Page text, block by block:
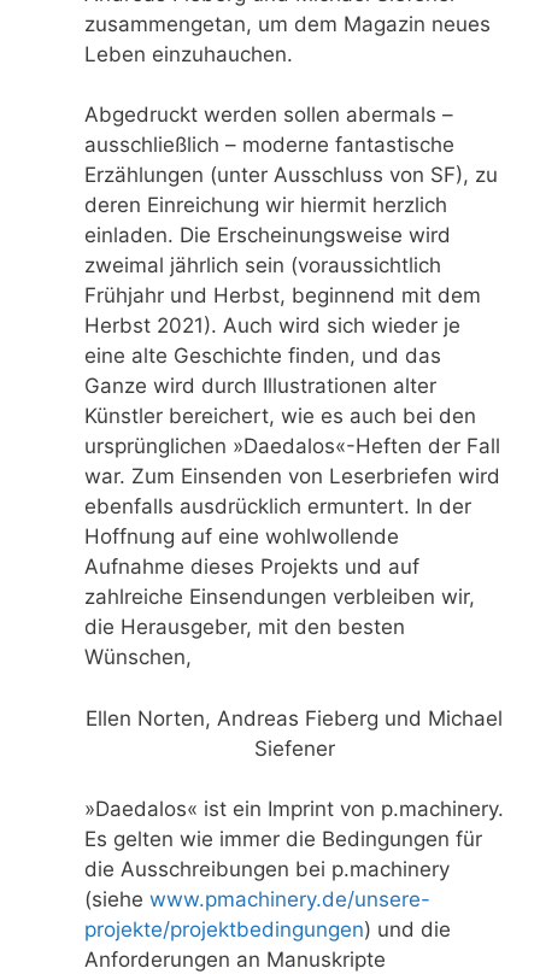
zusammengetan, um dem Magazin neues
Leben einzuhauchen.
Abgedruckt werden sollen abermals –
ausschließlich – moderne fantastische
Erzählungen (unter Ausschluss von SF), zu
deren Einreichung wir hiermit herzlich
einladen. Die Erscheinungsweise wird
zweimal jährlich sein (voraussichtlich
Frühjahr und Herbst, beginnend mit dem
Herbst 2021). Auch wird sich wieder je
eine alte Geschichte finden, und das
Ganze wird durch Illustrationen alter
Künstler bereichert, wie es auch bei den
ursprünglichen »Daedalos«-Heften der Fall
war. Zum Einsenden von Leserbriefen wird
ebenfalls ausdrücklich ermuntert. In der
Hoffnung auf eine wohlwollende
Aufnahme dieses Projekts und auf
zahlreiche Einsendungen verbleiben wir,
die Herausgeber, mit den besten
Wünschen,
Ellen Norten, Andreas Fieberg und Michael
Siefener
»Daedalos« ist ein Imprint von p.machinery.
Es gelten wie immer die Bedingungen für
die Ausschreibungen bei p.machinery
(siehe www.pmachinery.de/unsere-
projekte/projektbedingungen) und die
Anforderungen an Manuskripte